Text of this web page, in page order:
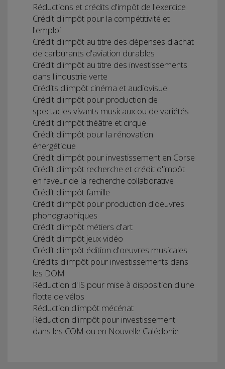
Réductions et crédits d'impôt de l'exercice
Crédit d'impôt pour la compétitivité et
l'emploi
Crédit d'impôt au titre des dépenses d'achat
de carburants d'aviation durables
Crédit d'impôt au titre des investissements
dans l'industrie verte
Crédits d'impôt cinéma et audiovisuel
Crédit d'impôt pour production de
spectacles vivants musicaux ou de variétés
Crédit d'impôt théâtre et cirque
Crédit d'impôt pour la rénovation
énergétique
Crédit d'impôt pour investissement en Corse
Crédit d'impôt recherche et crédit d'impôt
en faveur de la recherche collaborative
Crédit d'impôt famille
Crédit d'impôt pour production d'oeuvres
phonographiques
Crédit d'impôt métiers d'art
Crédit d'impôt jeux vidéo
Crédit d'impôt édition d'oeuvres musicales
Crédits d'impôt pour investissements dans
les DOM
Réduction d'IS pour mise à disposition d'une
flotte de vélos
Réduction d'impôt mécénat
Réduction d'impôt pour investissement
dans les COM ou en Nouvelle Calédonie